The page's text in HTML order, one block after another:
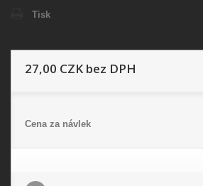
Tisk
27,00 CZK bez DPH
Cena za návlek